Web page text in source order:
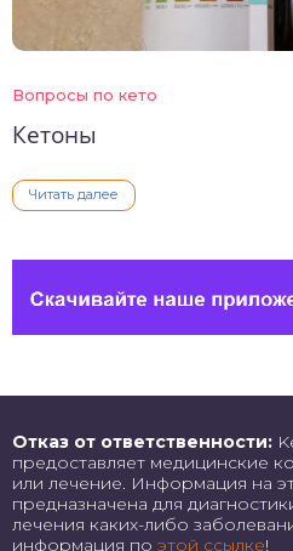
Вопросы по кето
Кетоны
Читать далее
Отказ от ответственности:
предоставляет медицинские
или лечение. Информация на
предназначена для
лечения каких-либо
информация по этой ссылке!